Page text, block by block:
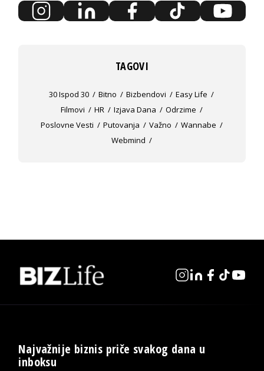
TAGOVI
30 Ispod 30 Bitno Bizbendovi
Easy Life
Filmovi
HR Izjava Dana
Odrzime
Poslovne Vesti
Putovanja Važno
Wannabe
Webmind
Najvažnije biznis priče svakog dana u
inboksu